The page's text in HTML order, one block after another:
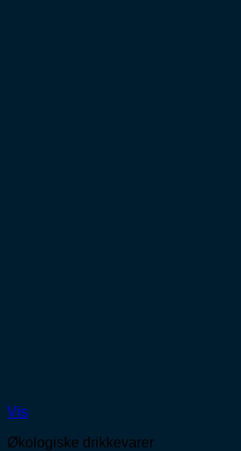
Vis
Økologiske drikkevarer